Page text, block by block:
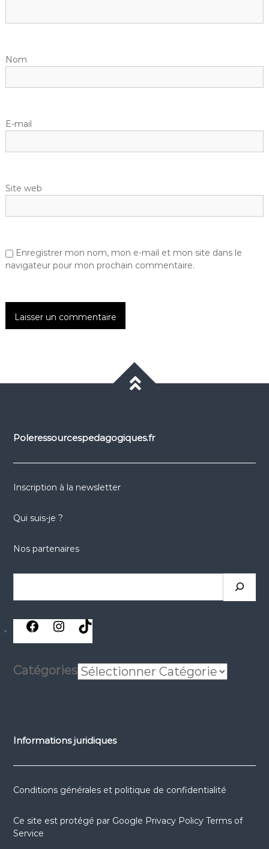
Nom
E-mail
Site web
Enregistrer mon nom, mon e-mail et mon site dans le
navigateur pour mon prochain commentaire.
Poleressourcespedagogiques.fr
Inscription à la newsletter
Qui suis-je ?
Nos partenaires
Catégories
Informations juridiques
Conditions générales et politique de confidentialité
Ce site est protégé par Google Privacy Policy Terms of
Service